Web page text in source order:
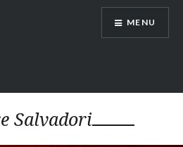
MENU
Salvadori